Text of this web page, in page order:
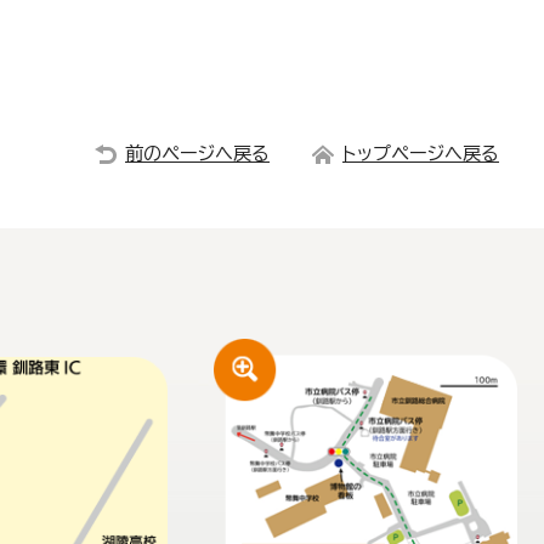
前のページへ戻る トップページへ戻る